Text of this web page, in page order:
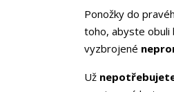
Ponožky do
toho, abyste obuli
vyzbrojené
Už